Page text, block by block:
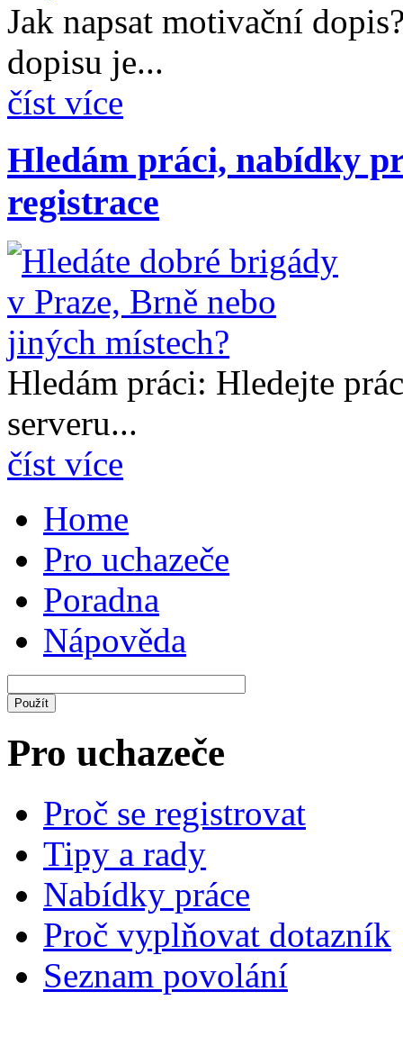
Jak napsat motivační
dopisu je...
číst více
Hledám práci, nabídky
registrace
Hledám práci: Hledejte
serveru...
číst více
Home
Pro uchazeče
Poradna
Nápověda
Pro uchazeče
Proč se registrovat
Tipy a rady
Nabídky práce
Proč vyplňovat dotazník
Seznam povolání